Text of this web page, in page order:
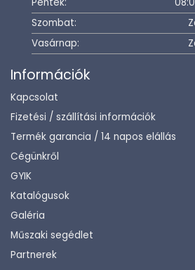
Szombat:
Vasárnap:
Információk
Kapcsolat
Fizetési / szállítási információk
Termék garancia / 14 napos elállás
Cégünkről
GYIK
Katalógusok
Galéria
Műszaki segédlet
Partnerek